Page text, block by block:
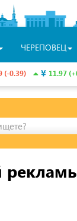
ЧЕРЕПОВЕЦ
(-0.39) 11.97